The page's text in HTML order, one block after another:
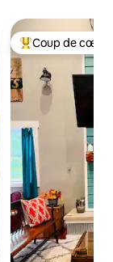
Coups de cœur
Coup de cœur